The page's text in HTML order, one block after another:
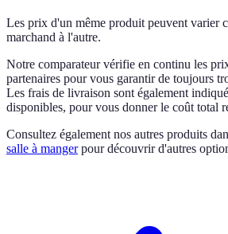
Les prix d'un même produit peuvent varier
marchand à l'autre.
Notre comparateur vérifie en continu les
partenaires pour vous garantir de toujours
Les frais de livraison sont également
disponibles, pour vous donner le coût total
Consultez également nos autres produits
salle à mangerpour découvrir d'autres